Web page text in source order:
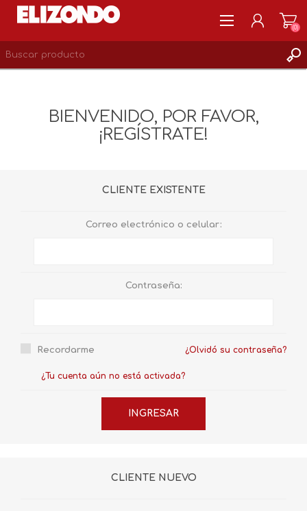
LISTA DE DESEOS 0
(0)
BIENVENIDO, POR FAVOR,
¡REGÍSTRATE!
CLIENTE EXISTENTE
Correo electrónico o celular:
Contraseña:
Recordarme ¿Olvidó su contraseña?
¿Tu cuenta aún no está activada?
CLIENTE NUEVO